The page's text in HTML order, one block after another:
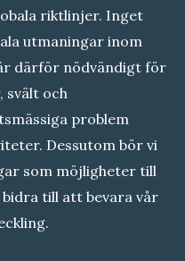
riktlinjer. Inget
utmaningar inom
därför nödvändigt för
svält och
problem
Dessutom bör vi
som möjligheter till
till att bevara vår